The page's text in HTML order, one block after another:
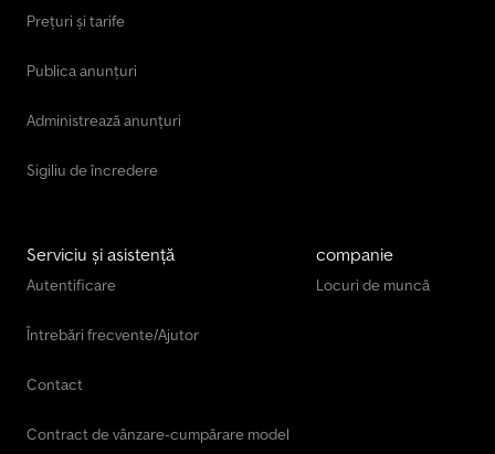
Prețuri și tarife
Publica anunțuri
Administrează anunțuri
Sigiliu de încredere
Serviciu și asistență
Autentificare
Întrebări frecvente/Ajutor
Contact
Contract de vânzare-cumpărare model
companie
Locuri de muncă